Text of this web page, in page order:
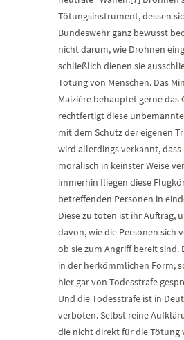
Tötungsinstrument, dessen
Bundeswehr ganz bewusst
nicht darum, wie Drohnen
schließlich dienen sie
Tötung von Menschen. Das
Maizière behauptet gerne das
rechtfertigt diese
mit dem Schutz der eigenen
wird allerdings verkannt, dass
moralisch in keinster Weise
immerhin fliegen diese
betreffenden Personen in
Diese zu töten ist ihr Auftrag,
davon, wie die Personen sich
ob sie zum Angriff bereit sind.
in der herkömmlichen Form,
hier gar von Todesstrafe
Und die Todesstrafe ist in
verboten. Selbst reine
die nicht direkt für die Tötung